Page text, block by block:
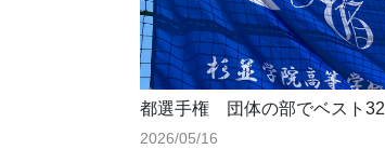
都選手権 団体の部でベスト32
2026/05/16